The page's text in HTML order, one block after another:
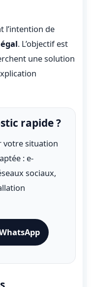
l’intention de
. L’objectif est
une solution
rapide ?
votre situation
: e-
sociaux,